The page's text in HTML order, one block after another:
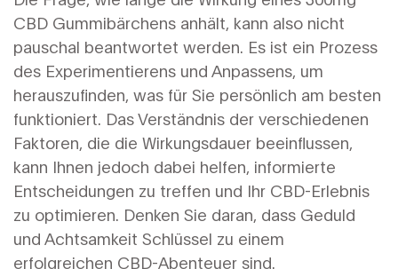
CBD Gummibärchens anhält, kann also nicht
pauschal beantwortet werden. Es ist ein Prozess
des Experimentierens und Anpassens, um
herauszufinden, was für Sie persönlich am besten
funktioniert. Das Verständnis der verschiedenen
Faktoren, die die Wirkungsdauer beeinflussen,
kann Ihnen jedoch dabei helfen, informierte
Entscheidungen zu treffen und Ihr CBD-Erlebnis
zu optimieren. Denken Sie daran, dass Geduld
und Achtsamkeit Schlüssel zu einem
erfolgreichen CBD-Abenteuer sind.